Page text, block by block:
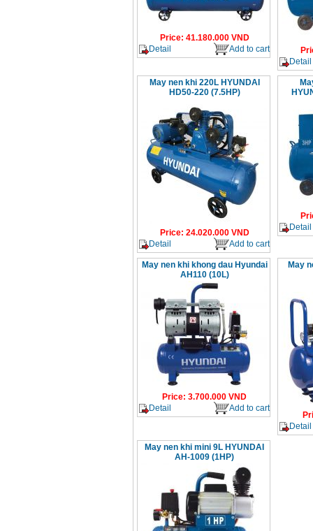
Price: 41.180.000VND
Detail
Add to cart
Detail
May nen khi 220L HYUNDAI
HD50-220 (7.5HP)
Price: 24.020.000VND
Detail
Add to cart
Detail
May nen khi khong dau Hyundai
AH110 (10L)
Price: 3.700.000 VND
Detail
Add to cart
May
Detail
May nen khi mini 9L HYUNDAI
AH-1009 (1HP)